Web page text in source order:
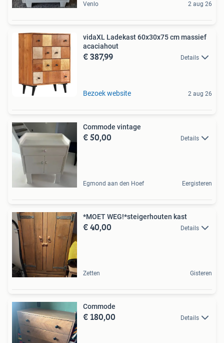
Venlo 2 aug 26
vidaXL Ladekast 60x30x75 cm massief
acaciahout
€ 387,99 Details
Bezoek website 2 aug 26
Commode vintage
€ 50,00 Details
Egmond aan den Hoef Eergisteren
*MOET WEG!*steigerhouten kast
€ 40,00 Details
Zetten Gisteren
Commode
€ 180,00 Details